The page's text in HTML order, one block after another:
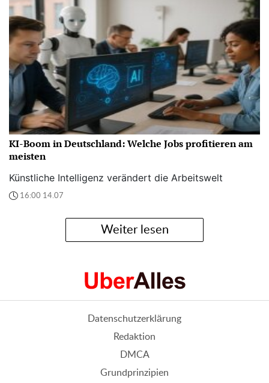
KI-Boom in Deutschland: Welche Jobs profitieren am
meisten
Künstliche Intelligenz verändert die Arbeitswelt
16:00 14.07
Weiter lesen
Datenschutzerklärung
Redaktion
DMCA
Grundprinzipien